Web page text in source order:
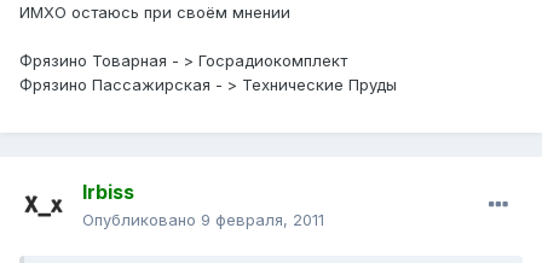
ИМХО остаюсь при своём мнении
Фрязино Товарная - > Госрадиокомплект
Фрязино Пассажирская - > Технические Пруды
Irbiss
Опубликовано 9 февраля, 2011